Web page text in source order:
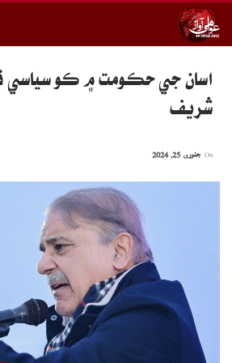
اسان جي حڪومت ۾ ڪو سياسي
شريف